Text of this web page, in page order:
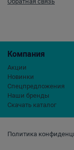
Политика
Компания
Акции
Новинки
Спецпредложения
Наши бренды
Скачать каталог